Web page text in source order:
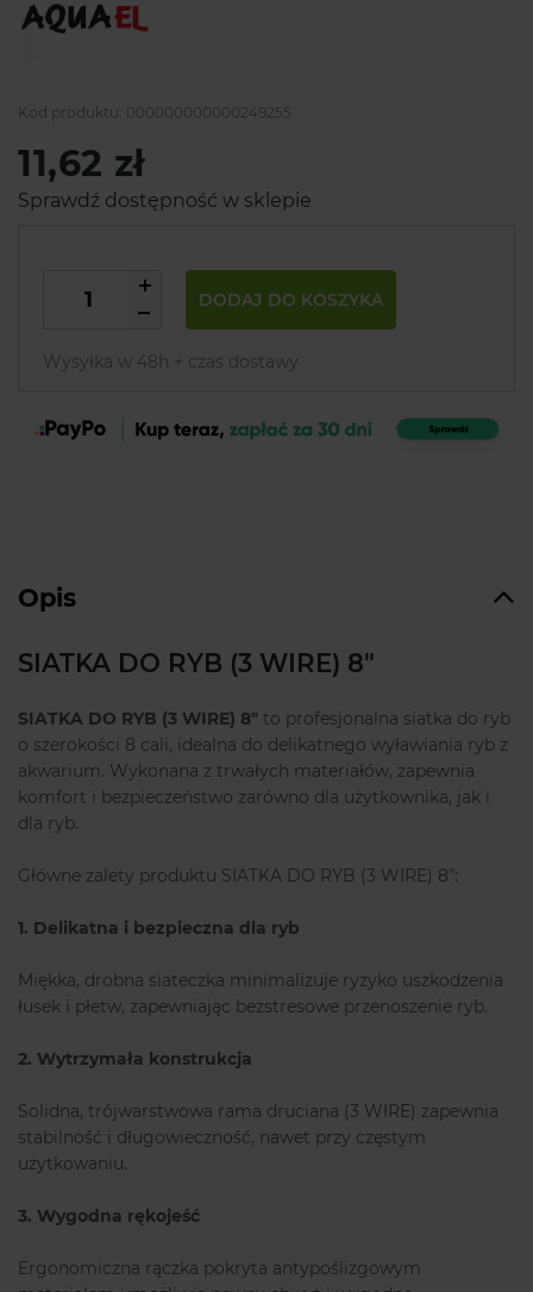
Kod produktu: 000000000000249255
11,62 zł
Sprawdź dostępność w sklepie
DODAJ DO KOSZYKA
Wysyłka w 48h + czas dostawy
Opis
SIATKA DO RYB (3 WIRE) 8"
SIATKA DO RYB (3 WIRE) 8" to profesjonalna siatka do ryb
o szerokości 8 cali, idealna do delikatnego wyławiania ryb z
akwarium. Wykonana z trwałych materiałów, zapewnia
komfort i bezpieczeństwo zarówno dla użytkownika, jak i
dla ryb.
Główne zalety produktu SIATKA DO RYB (3 WIRE) 8":
1. Delikatna i bezpieczna dla ryb
Miękka, drobna siateczka minimalizuje ryzyko uszkodzenia
łusek i płetw, zapewniając bezstresowe przenoszenie ryb.
2. Wytrzymała konstrukcja
Solidna, trójwarstwowa rama druciana (3 WIRE) zapewnia
stabilność i długowieczność, nawet przy częstym
użytkowaniu.
3. Wygodna rękojeść
Ergonomiczna rączka pokryta antypoślizgowym